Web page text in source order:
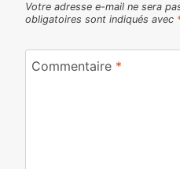
Votre adresse e-mail ne sera
obligatoires sont indiqués avec
Commentaire *